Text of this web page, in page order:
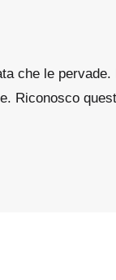
che le
Riconosco